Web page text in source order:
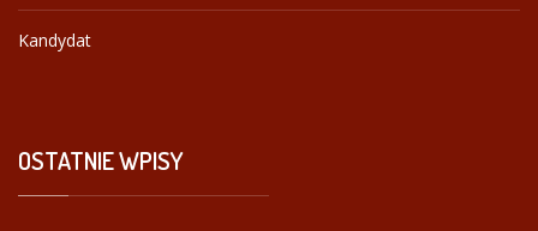
Kandydat
OSTATNIEWPISY